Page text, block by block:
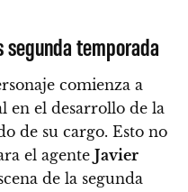
segunda temporada
comienza a
en el desarrollo de la
de su cargo. Esto no
el agente Javier
de la segunda